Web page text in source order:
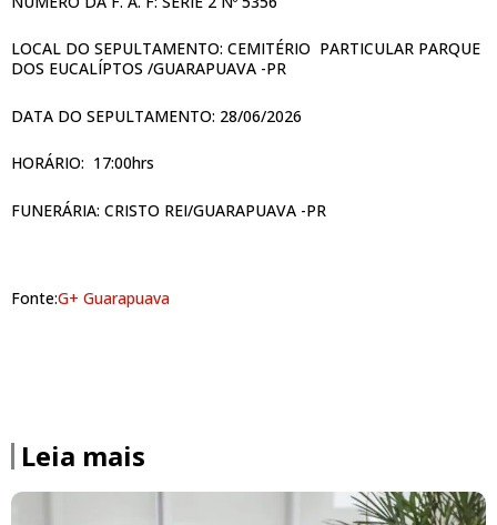
LOCAL DO SEPULTAMENTO: CEMITÉRIO PARTICULAR PARQUE
DOS EUCALÍPTOS /GUARAPUAVA -PR
DATA DO SEPULTAMENTO: 28/06/2026
HORÁRIO: 17:00hrs
FUNERÁRIA: CRISTO REI/GUARAPUAVA -PR
Fonte:G+ Guarapuava
Leia mais